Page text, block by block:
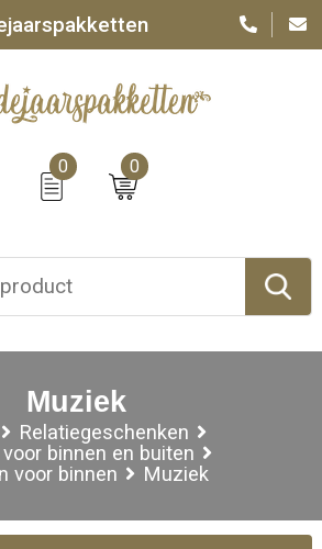
0 0
Muziek
Relatiegeschenken
binnen en buiten
voor binnen
Muziek